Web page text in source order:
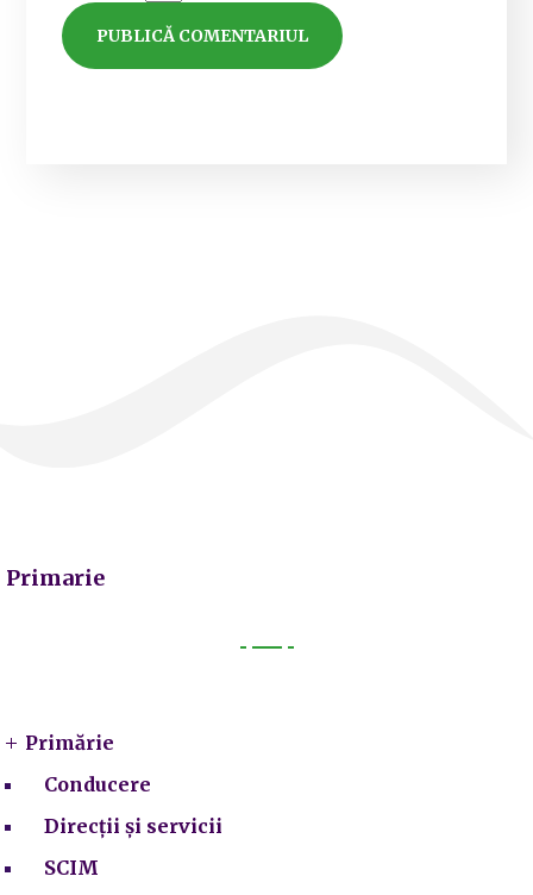
Primarie
Primărie
Conducere
Direcții și servicii
SCIM